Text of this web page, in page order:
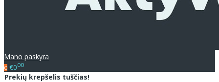
Mano paskyra
0 €000
Prekių krepšelis tuščias!